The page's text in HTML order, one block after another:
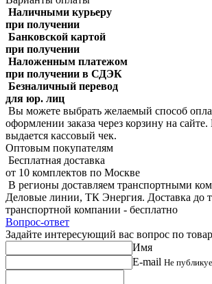
Наличными курьеру
при получении
Банковской картой
при получении
Наложенным платежом
при получении в СДЭК
Безналичный перевод
для юр. лиц
Вы можете выбрать желаемый способ
оформлении заказа через корзину на сайте.
выдается кассовый чек.
Оптовым покупателям
Бесплатная доставка
от 10 комплектов по Москве
В регионы доставляем транспортными
Деловые линии, ТК Энергия. Доставка до
транспортной компании - бесплатно
Вопрос-ответ
Задайте интересующий вас вопрос по
Имя
E-mail Не